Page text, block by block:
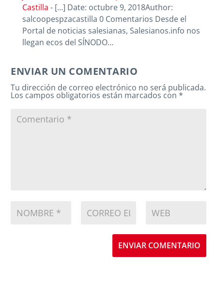
Castilla - […] Date: octubre 9, 2018Author:
salcoopespzacastilla 0 Comentarios Desde el
Portal de noticias salesianas, Salesianos.info nos
llegan ecos del SÍNODO…
ENVIAR UN COMENTARIO
Tu dirección de correo electrónico no será publicada.
Los campos obligatorios están marcados con*
ENVIAR COMENTARIO